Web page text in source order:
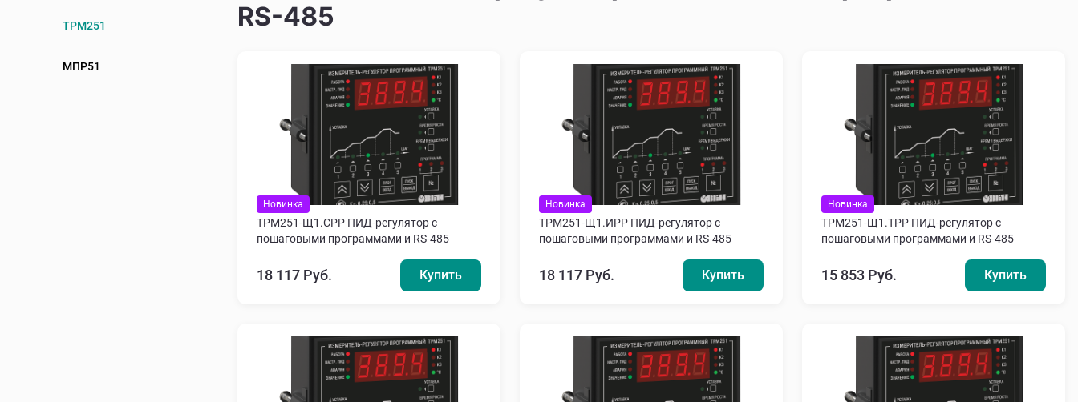
ТРМ251
МПР51
RS-485
Новинка
ТРМ251-Щ1.СРР ПИД-регулятор с
пошаговыми программами и RS-485
18 117 Руб. Купить
Новинка
ТРМ251-Щ1.ИРР ПИД-регулятор с
пошаговыми программами и RS-485
18 117 Руб. Купить
Новинка
ТРМ251-Щ1.ТРР ПИД-регулятор с
пошаговыми программами и RS-485
15 853 Руб. Купить